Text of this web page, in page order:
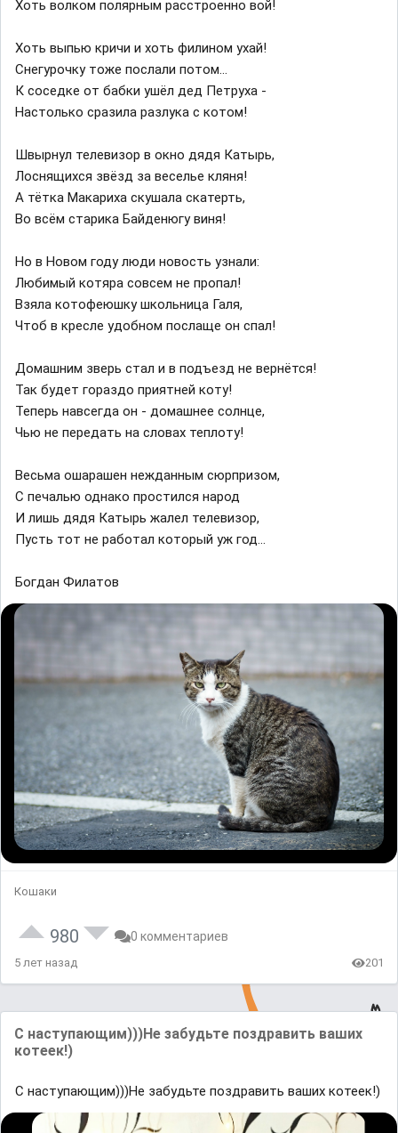
Хоть волком полярным расстроенно вой!
Хоть выпью кричи и хоть филином ухай!
Снегурочку тоже послали потом...
К соседке от бабки ушёл дед Петруха -
Настолько сразила разлука с котом!
Швырнул телевизор в окно дядя Катырь,
Лоснящихся звёзд за веселье кляня!
А тётка Макариха скушала скатерть,
Во всём старика Байденюгу виня!
Но в Новом году люди новость узнали:
Любимый котяра совсем не пропал!
Взяла котофеюшку школьница Галя,
Чтоб в кресле удобном послаще он спал!
Домашним зверь стал и в подъезд не вернётся!
Так будет гораздо приятней коту!
Теперь навсегда он - домашнее солнце,
Чью не передать на словах теплоту!
Весьма ошарашен нежданным сюрпризом,
С печалью однако простился народ
И лишь дядя Катырь жалел телевизор,
Пусть тот не работал который уж год...
Богдан Филатов
Кошаки
980 0 комментариев
5 лет назад 201
С наступающим)))Не забудьте поздравить ваших
котеек!)
С наступающим)))Не забудьте поздравить ваших котеек!)